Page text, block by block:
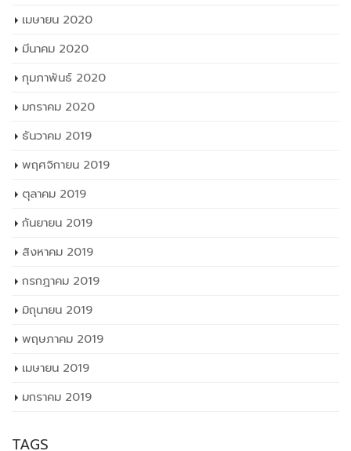
เมษายน 2020
มีนาคม 2020
กุมภาพันธ์ 2020
มกราคม 2020
ธันวาคม 2019
พฤศจิกายน 2019
ตุลาคม 2019
กันยายน 2019
สิงหาคม 2019
กรกฎาคม 2019
มิถุนายน 2019
พฤษภาคม 2019
เมษายน 2019
มกราคม 2019
TAGS